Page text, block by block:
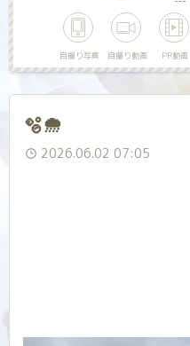
自撮り写真 自撮り動画 PR動画
🫧🌨
2026.06.02 07:05